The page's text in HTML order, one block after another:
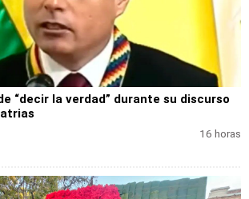
“decir la verdad” durante su discurso
16 horas